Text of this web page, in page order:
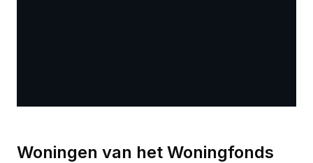
Woningen van het Woningfonds